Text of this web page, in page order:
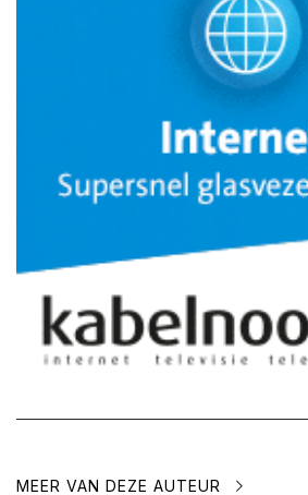
MEER VAN DEZE AUTEUR